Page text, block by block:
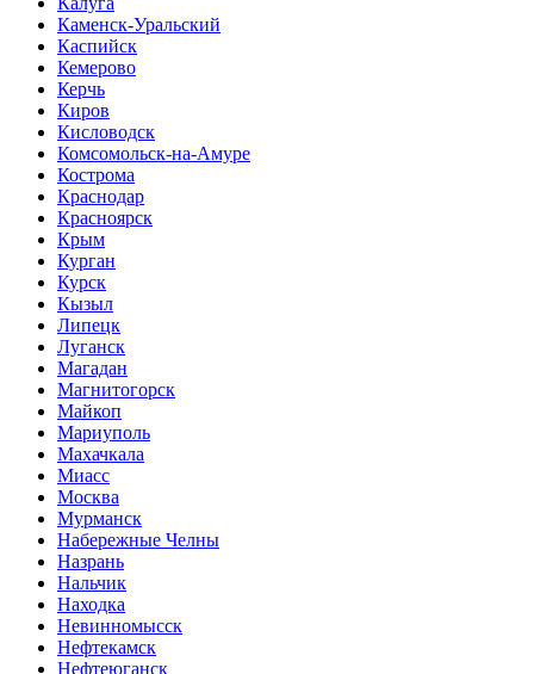
Каменск-Уральский
Каспийск
Кемерово
Керчь
Киров
Кисловодск
Комсомольск-на-Амуре
Кострома
Краснодар
Красноярск
Крым
Курган
Курск
Кызыл
Липецк
Луганск
Магадан
Магнитогорск
Майкоп
Мариуполь
Махачкала
Миасс
Москва
Мурманск
Набережные Челны
Назрань
Нальчик
Находка
Невинномысск
Нефтекамск
Нефтеюганск